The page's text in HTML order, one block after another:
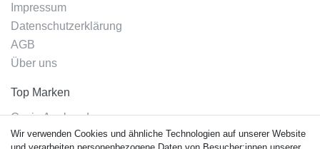
Impressum
Datenschutzerklärung
AGB
Über uns
Top Marken
Casio Armband
Festina Armband
Wir verwenden Cookies und ähnliche Technologien auf unserer Website